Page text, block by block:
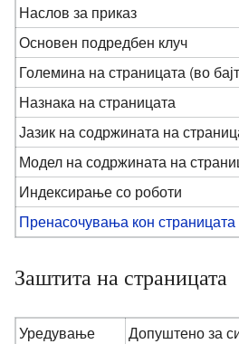
Наслов за приказ
Основен подредбен клуч
Големина на страницата (во
Назнака на страницата
Јазик на содржината на
Модел на содржината на
Индексирање со роботи
Пренасочувања кон страницата
Заштита на страницата
Уредување
Допуштено за